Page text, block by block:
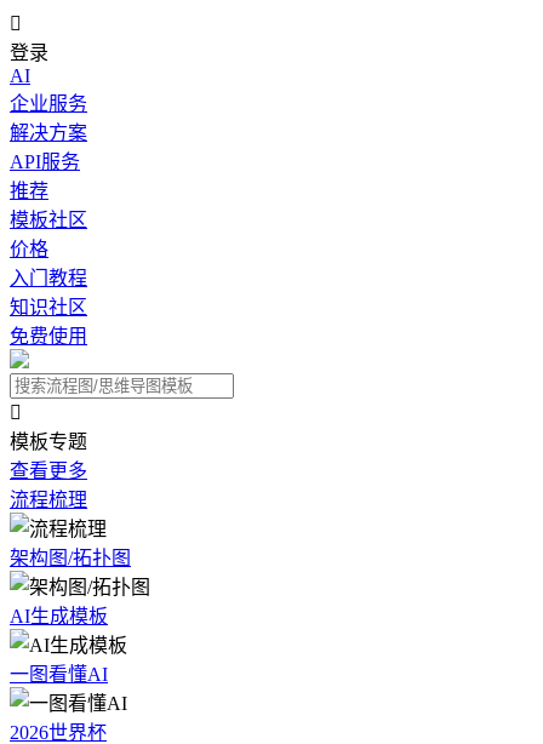

登录
AI
企业服务
解决方案
API服务
推荐
模板社区
价格
入门教程
知识社区
免费使用

模板专题
查看更多
流程梳理
架构图/拓扑图
AI生成模板
一图看懂AI
2026世界杯